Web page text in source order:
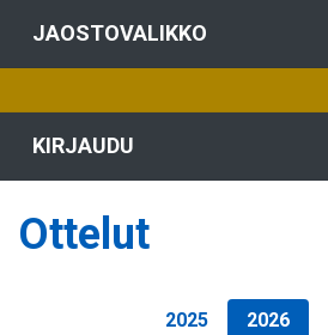
JAOSTOVALIKKO
KIRJAUDU
Ottelut
2025 2026